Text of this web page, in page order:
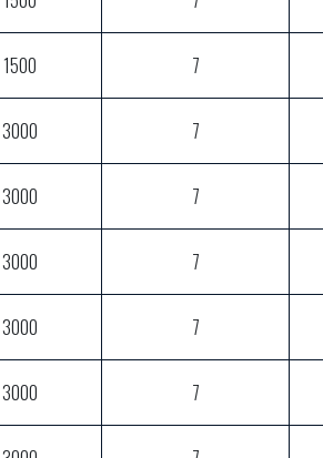
1500 7
3000 7
3000 7
3000 7
3000 7
3000 7